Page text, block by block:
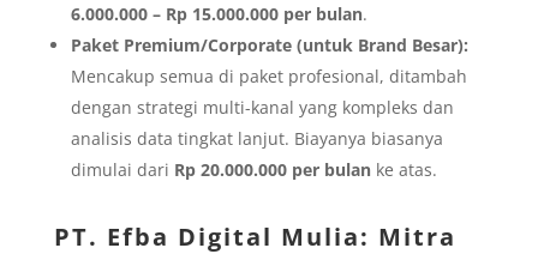
6.000.000 – Rp 15.000.000 per bulan.
Paket Premium/Corporate (untuk Brand Besar):
Mencakup semua di paket profesional, ditambah
dengan strategi multi-kanal yang kompleks dan
analisis data tingkat lanjut. Biayanya biasanya
dimulai dari Rp 20.000.000 per bulanke atas.
PT. Efba Digital Mulia: Mitra